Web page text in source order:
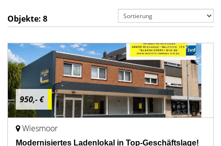
Objekte: 8
950,- €
Wiesmoor
Modernisiertes Ladenlokal in Top-Geschäftslage!